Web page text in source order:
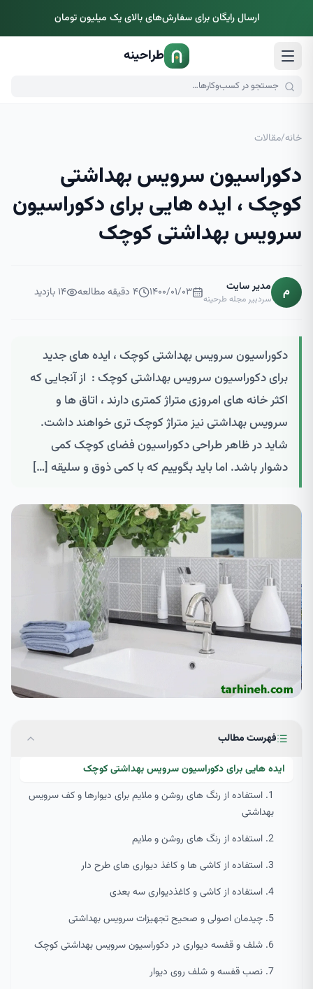
ارسال رایگان برای سفارش‌های بالای یک میلیون تومان
طراحینه
خانه/مقالات
دکوراسیون سرویس بهداشتی
کوچک ، ایده هایی برای دکوراسیون
سرویس بهداشتی کوچک
م مدیر سایت
سردبیر مجله طرحینه ۱۴۰۰/۰۱/۰۳ ۴ دقیقه مطالعه ۱۴بازدید
دکوراسیون سرویس بهداشتی کوچک ، ایده های جدید
برای دکوراسیون سرویس بهداشتی کوچک : از آنجایی که
اکثر خانه های امروزی متراژ کمتری دارند ، اتاق ها و
سرویس بهداشتی نیز متراژ کوچک تری خواهند داشت.
شاید در ظاهر طراحی دکوراسیون فضای کوچک کمی
دشوار باشد. اما باید بگوییم که با کمی ذوق و سلیقه […]
فهرست مطالب
ایده هایی برای دکوراسیون سرویس بهداشتی کوچک
1. استفاده از رنگ های روشن و ملایم برای دیوارها و کف سرویس
بهداشتی
2. استفاده از رنگ های روشن و ملایم
3. استفاده از کاشی ها و کاغذ دیواری های طرح دار
4. استفاده از کاشی و کاغذدیواری سه بعدی
5. چیدمان اصولی و صحیح تجهیزات سرویس بهداشتی
6. شلف و قفسه دیواری در دکوراسیون سرویس بهداشتی کوچک
7. نصب قفسه و شلف روی دیوار